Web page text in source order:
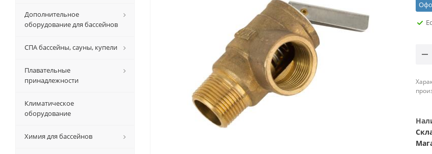
Дополнительное
оборудование для бассейнов
СПА бассейны, сауны, купели
Плавательные
принадлежности
Климатическое
оборудование
Химия для бассейнов